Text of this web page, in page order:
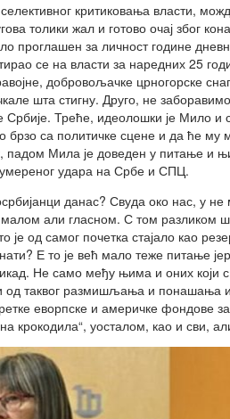
критиковања власти,
толики жал и готово очај због
проглашен за личност године
се на власти за наредних 25
добровољачке црногорске
шта стигну. Друго, не
Треће, идеолошки је Мило и
брзо са политичке сцене и да ће
падом Мила је доведен у питање и
удара на Србе и СПЦ.
данас? Свуда око нас, у
малом али гласном. С том разликом
је од самог почетка стајало као
Е то је већ мало теже питање
Не само међу њима и оних који
од таквог размишљања и понашања
еворпске и америчке фондове
крокодила“, уосталом, као и сви,